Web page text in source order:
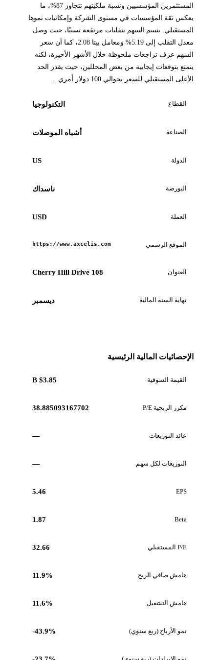
المستثمرين المؤسسيين ونسبة ملكيتهم تتجاوز 87%، ما
يعكس ثقة المؤسسات في مستوى الشركة وإمكانيات نموها
المستقبلي. يتسم السهم بتقلبات مرتفعة نسبيًا، حيث وصل
معدل التقلب إلى 5.19% ومعامل بيتا 2.08، كما أن سعر
السهم عرف تراجعات ملحوظة خلال الأشهر الأخيرة، لكنه
يتمتع بتوقعات إيجابية من بعض المحللين، حيث يقدر الحد
الأعلى المستقبلي للسعر بحوالي 100 دولار أمري...
القطاع التكنولوجيا
الصناعة أشباه الموصلات
الدولة US
البورصة ناسداك
العملة USD
الموقع الرسمي https://www.axcelis.com
العنوان 108 Cherry Hill Drive
نهاية السنة المالية ديسمبر
الإحصائيات المالية الرئيسية
القيمة السوقية $3.85 B
مكرر الربحية P/E 38.885093167702
عائد التوزيعات —
التوزيعات لكل سهم —
EPS
5.46
Beta
1.87
P/E المستقبلي 32.66
هامش صافي الربح 11.9%
هامش التشغيل 11.6%
نمو الأرباح (ربع سنوي) -43.9%